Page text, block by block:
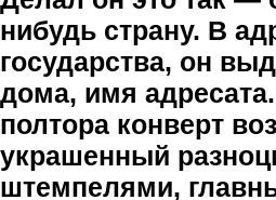
нибудь страну. В
государства, он
дома, имя
полтора конверт
украшенный
штемпелями,